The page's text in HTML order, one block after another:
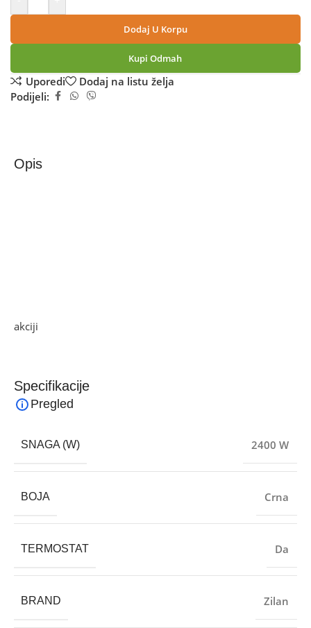
Dodaj U Korpu
Kupi Odmah
Uporedi
Dodaj na listu želja
Podijeli:
Opis
akciji
Specifikacije
Pregled
SNAGA (W) 2400 W
BOJA Crna
TERMOSTAT Da
BRAND Zilan